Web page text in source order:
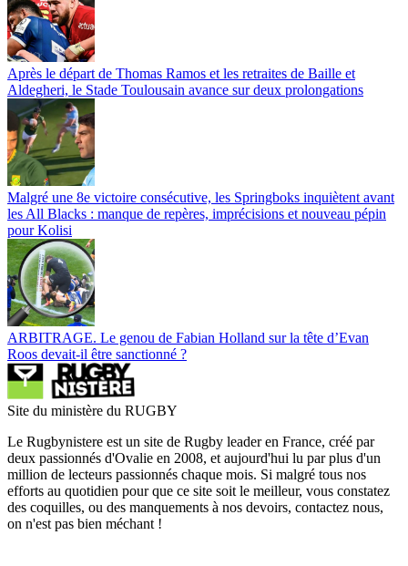
Après le départ de Thomas Ramos et les retraites de Baille et
Aldegheri, le Stade Toulousain avance sur deux prolongations
Malgré une 8e victoire consécutive, les Springboks inquiètent avant
les All Blacks : manque de repères, imprécisions et nouveau pépin
pour Kolisi
ARBITRAGE. Le genou de Fabian Holland sur la tête d’Evan
Roos devait-il être sanctionné ?
Site du ministère du RUGBY
Le Rugbynistere est un site de Rugby leader en France, créé par
deux passionnés d'Ovalie en 2008, et aujourd'hui lu par plus d'un
million de lecteurs passionnés chaque mois. Si malgré tous nos
efforts au quotidien pour que ce site soit le meilleur, vous constatez
des coquilles, ou des manquements à nos devoirs, contactez nous,
on n'est pas bien méchant !